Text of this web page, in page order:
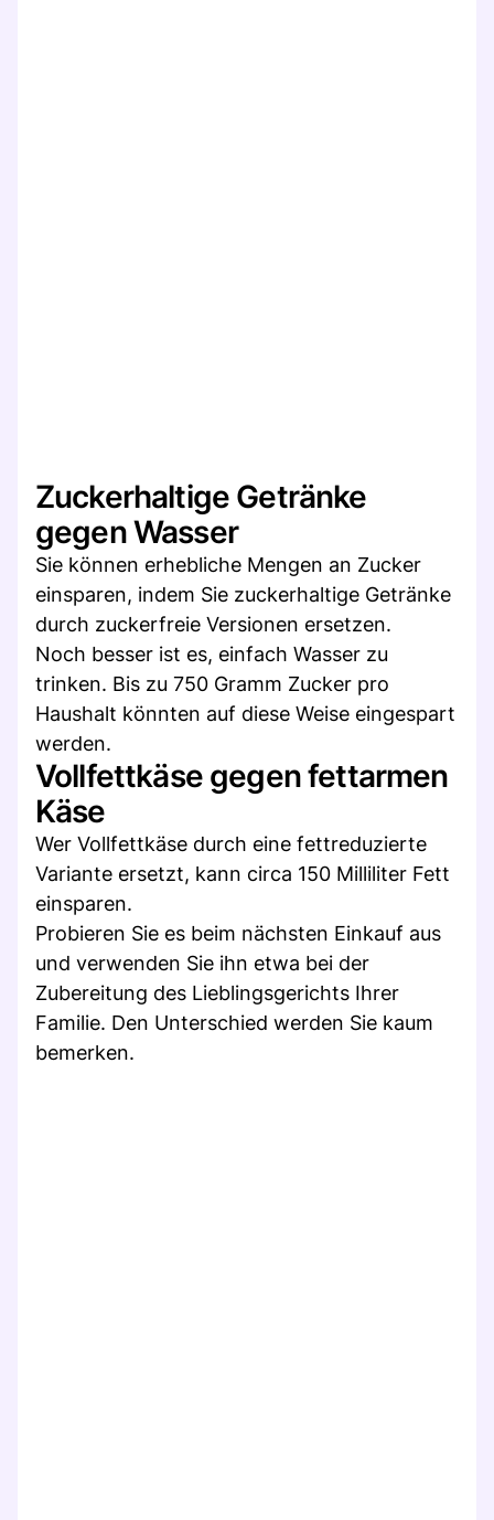
Zuckerhaltige Getränke
gegen Wasser
Sie können erhebliche Mengen an Zucker
einsparen, indem Sie zuckerhaltige Getränke
durch zuckerfreie Versionen ersetzen.
Noch besser ist es, einfach Wasser zu
trinken. Bis zu 750 Gramm Zucker pro
Haushalt könnten auf diese Weise eingespart
werden.
Vollfettkäse gegen fettarmen
Käse
Wer Vollfettkäse durch eine fettreduzierte
Variante ersetzt, kann circa 150 Milliliter Fett
einsparen.
Probieren Sie es beim nächsten Einkauf aus
und verwenden Sie ihn etwa bei der
Zubereitung des Lieblingsgerichts Ihrer
Familie. Den Unterschied werden Sie kaum
bemerken.